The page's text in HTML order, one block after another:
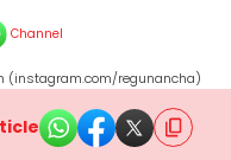
Channel
(instagram.com/regunancha)